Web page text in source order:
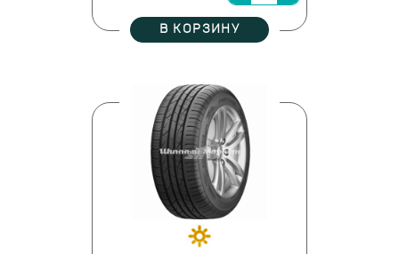
В КОРЗИНУ